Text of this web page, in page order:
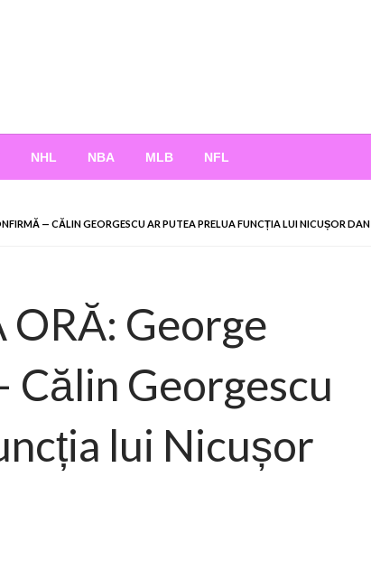
NHL NBA MLB NFL
— CĂLIN GEORGESCU AR PUTEA PRELUA FUNCȚIA LUI NICUȘOR DAN
ORĂ: George
Georgescu
lui Nicușor